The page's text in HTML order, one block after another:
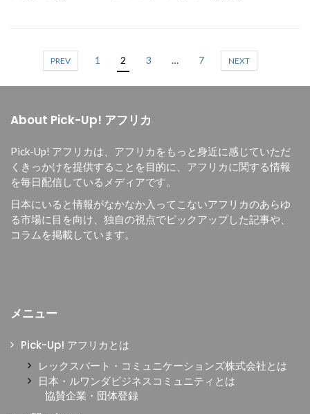
PREV 1 2 3 … 7 NEXT
About Pick-Up! アフリカ
Pick-Up! アフリカは、 アフリカをもっと身近に感じていただ
くきっかけを提供することを目的に、 アフリカに関する情報
を毎日配信しているメディアです。
日本にいると情報がなかなか入ってこないアフリカのあらゆ
る市場に目を向け、独自の視点でピックアップした記事や、
コラムを掲載しています。
メニュー
Pick-Up! アフリカとは
レックスバート・コミュニケーションズ株式会社とは
日本・ルワンダビジネスコミュニティとは
協賛企業・団体登録